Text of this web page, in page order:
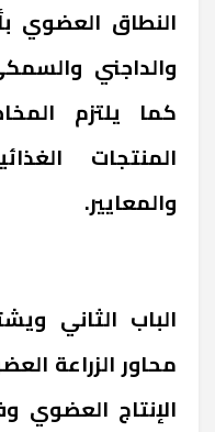
النطاق العضوي
والداجني
كما يلتزم
المنتجات
والمعايير.
الباب الثاني
محاور الزراعة
الإنتاج العضوي